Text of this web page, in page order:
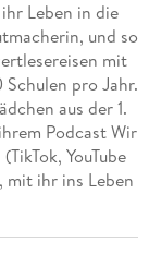
Leben in die
und so
mit
pro Jahr.
aus der 1.
Podcast Wir
YouTube
mit ihr ins Leben